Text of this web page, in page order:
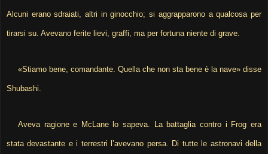
Alcuni erano sdraiati, altri in ginocchio; si aggrapparono a qualcosa per
tirarsi su. Avevano ferite lievi, graffi, ma per fortuna niente di grave.
«Stiamo bene, comandante. Quella che non sta bene è la nave» disse
Shubashi.
Aveva ragione e McLane lo sapeva. La battaglia contro i Frog era
stata devastante e i terrestri l’avevano persa. Di tutte le astronavi della